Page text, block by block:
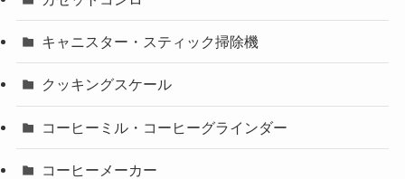
キャニスター・スティック掃除機
クッキングスケール
コーヒーミル・コーヒーグラインダー
コーヒーメーカー